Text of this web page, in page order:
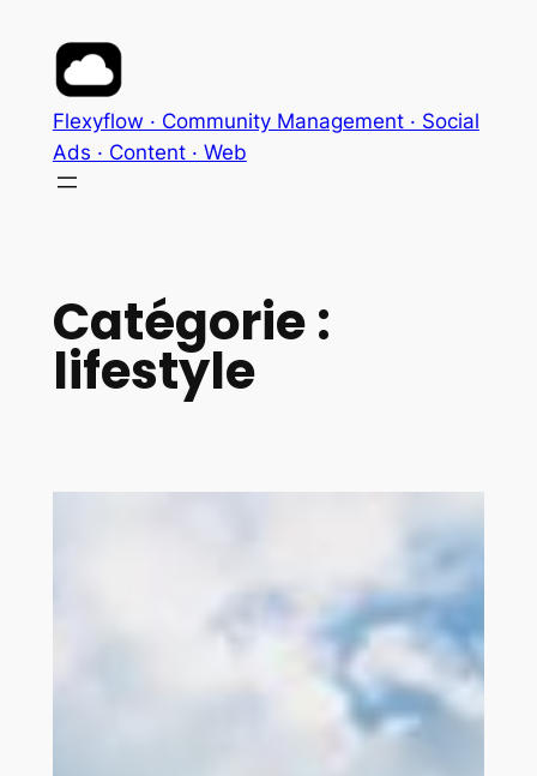
contenu
Flexyflow · Community Management · Social
Ads · Content · Web
Catégorie :
lifestyle